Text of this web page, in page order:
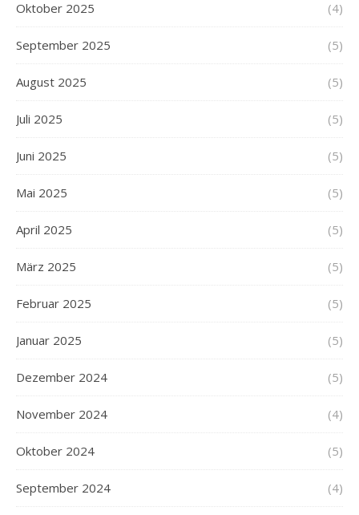
Oktober 2025 (4)
September 2025 (5)
August 2025 (5)
Juli 2025 (5)
Juni 2025 (5)
Mai 2025 (5)
April 2025 (5)
März 2025 (5)
Februar 2025 (5)
Januar 2025 (5)
Dezember 2024 (5)
November 2024 (4)
Oktober 2024 (5)
September 2024 (4)